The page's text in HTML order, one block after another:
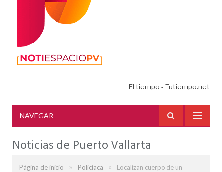
El tiempo - Tutiempo.net
NAVEGAR
Noticias de Puerto Vallarta
Página de inicio » Policiaca »
Localizan cuerpo de un